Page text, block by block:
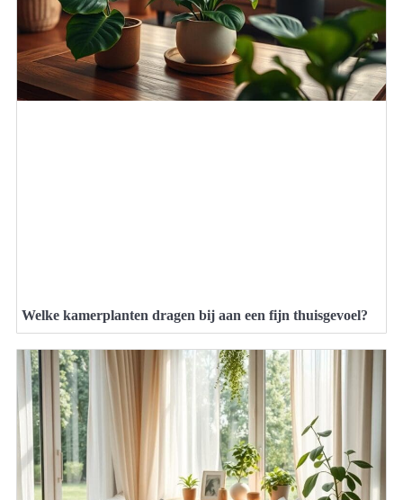
Welke kamerplanten dragen bij aan een fijn thuisgevoel?